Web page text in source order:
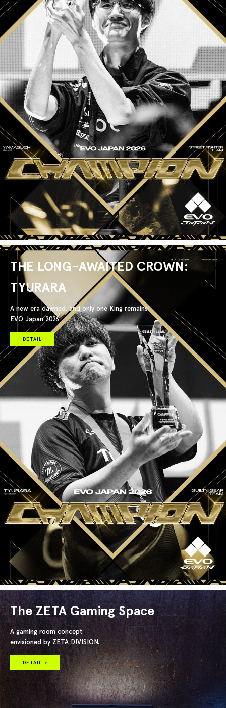
THE LONG-AWAITED CROWN:
TYURARA
A new era dawned, and only one King remains!
EVO Japan 2026
DETAIL
The ZETA Gaming Space
A gaming room concept
envisioned by ZETA DIVISION.
DETAIL >